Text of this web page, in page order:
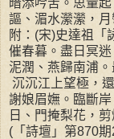
謳、湄水瀠瀠，月
附：(宋)史達祖「
催春暮。盡日冥
泥潤、燕歸南浦
沉沉江上望極，
謝娘眉嫵。臨斷
日、門掩梨花，剪
(「詩壇」第870